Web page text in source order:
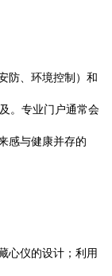
防、环境控制）和
。专业门户通常会
感与健康并存的
心仪的设计；利用